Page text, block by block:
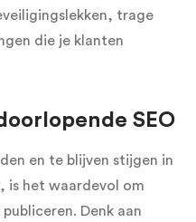
trage
die je klanten
SEO
en te blijven stijgen in
is het waardevol om
Denk aan